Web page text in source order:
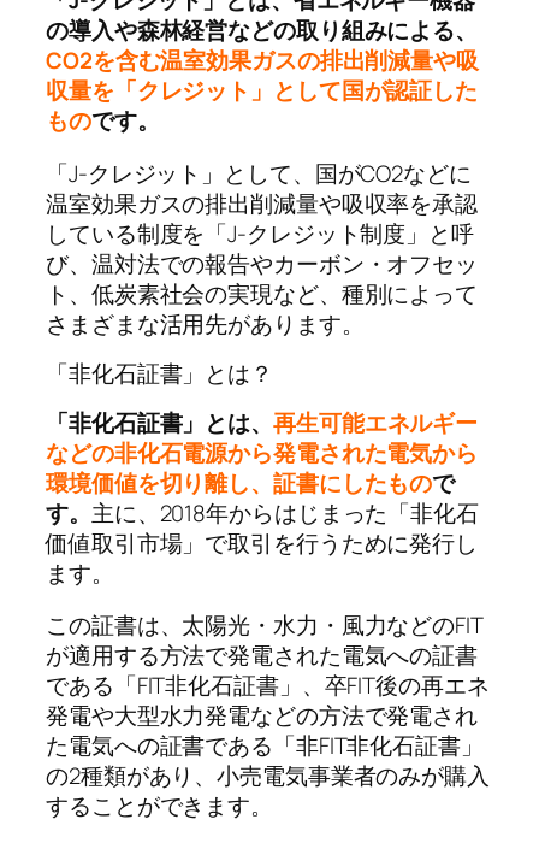
の導入や森林経営などの取り組みによる、
CO2を含む温室効果ガスの排出削減量や吸
収量を「クレジット」として国が認証した
ものです。
「J-クレジット」として、国がCO2などに
温室効果ガスの排出削減量や吸収率を承認
している制度を「J-クレジット制度」と呼
び、温対法での報告やカーボン・オフセッ
ト、低炭素社会の実現など、種別によって
さまざまな活用先があります。
「非化石証書」とは？
「非化石証書」とは、 再生可能エネルギー
などの非化石電源から発電された電気から
環境価値を切り離し、証書にしたもので
す。 主に、2018年からはじまった「非化石
価値取引市場」で取引を行うために発行し
ます。
この証書は、太陽光・水力・風力などのFIT
が適用する方法で発電された電気への証書
である「FIT非化石証書」、卒FIT後の再エネ
発電や大型水力発電などの方法で発電され
た電気への証書である「非FIT非化石証書」
の2種類があり、小売電気事業者のみが購入
することができます。